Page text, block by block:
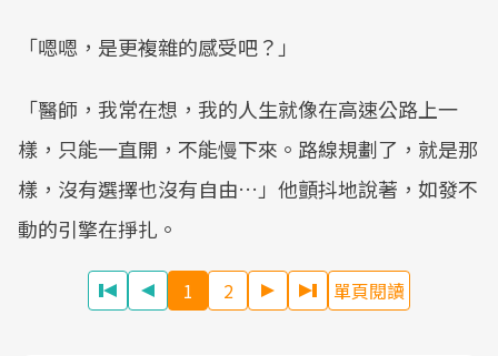
「嗯嗯，是更複雜的感受吧？」
「醫師，我常在想，我的人生就像在高速公路上一
樣，只能一直開，不能慢下來。路線規劃了，就是那
樣，沒有選擇也沒有自由…」他顫抖地說著，如發不
動的引擎在掙扎。
1 2 單頁閱讀